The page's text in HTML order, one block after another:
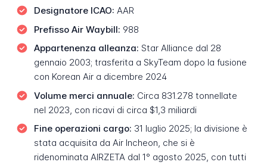
Designatore ICAO: AAR
Prefisso Air Waybill: 988
Appartenenza alleanza: Star Alliance dal 28
gennaio 2003; trasferita a SkyTeam dopo la fusione
con Korean Air a dicembre 2024
Volume merci annuale: Circa 831.278 tonnellate
nel 2023, con ricavi di circa $1,3 miliardi
Fine operazioni cargo: 31 luglio 2025; la divisione è
stata acquisita da Air Incheon, che si è
ridenominata AIRZETA dal 1° agosto 2025, con tutti